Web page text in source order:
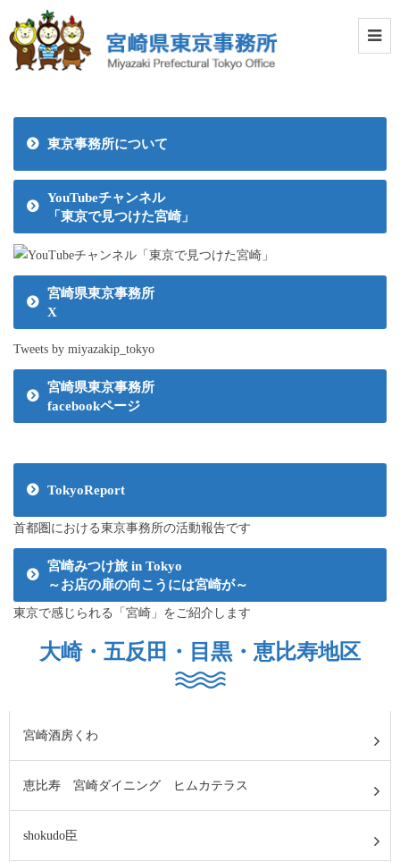
東京事務所について
YouTubeチャンネル
「東京で見つけた宮崎」
宮崎県東京事務所
X
Tweets by miyazakip_tokyo
宮崎県東京事務所
facebookページ
TokyoReport
首都圏における東京事務所の活動報告です
宮崎みつけ旅 in Tokyo
～お店の扉の向こうには宮崎が～
東京で感じられる「宮崎」をご紹介します
大崎・五反田・目黒・恵比寿地区
宮崎酒房くわ
恵比寿 宮崎ダイニング ヒムカテラス
shokudo臣